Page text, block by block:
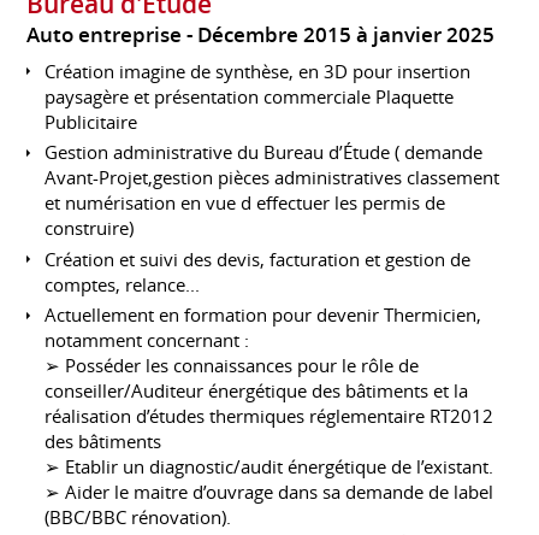
Auto entreprise Décembre 2015 à janvier 2025
Création imagine de synthèse, en 3D pour insertion
paysagère et présentation commerciale Plaquette
Publicitaire
Gestion administrative du Bureau d’Étude ( demande
Avant-Projet,gestion pièces administratives classement
et numérisation en vue d effectuer les permis de
construire)
Création et suivi des devis, facturation et gestion de
comptes, relance...
Actuellement en formation pour devenir Thermicien,
notamment concernant :
➢ Posséder les connaissances pour le rôle de
conseiller/Auditeur énergétique des bâtiments et la
réalisation d’études thermiques réglementaire RT2012
des bâtiments
➢ Etablir un diagnostic/audit énergétique de l’existant.
➢ Aider le maitre d’ouvrage dans sa demande de label
(BBC/BBC rénovation).